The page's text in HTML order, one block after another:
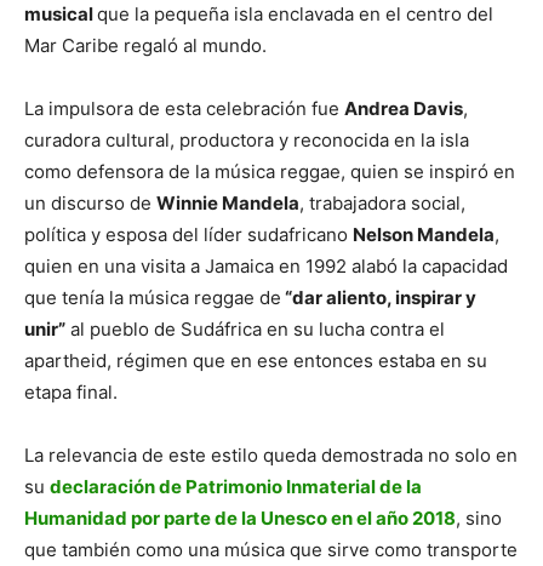
musicalque la pequeña isla enclavada en el centro del
Mar Caribe regaló al mundo.
La impulsora de esta celebración fue Andrea Davis,
curadora cultural, productora y reconocida en la isla
como defensora de la música reggae, quien se inspiró en
un discurso de Winnie Mandela, trabajadora social,
política y esposa del líder sudafricano Nelson Mandela,
quien en una visita a Jamaica en 1992 alabó la capacidad
que tenía la música reggae de “dar aliento, inspirar y
unir” al pueblo de Sudáfrica en su lucha contra el
apartheid, régimen que en ese entonces estaba en su
etapa final.
La relevancia de este estilo queda demostrada no solo en
su declaración de Patrimonio Inmaterial de la
Humanidad por parte de la Unesco en el año 2018, sino
que también como una música que sirve como transporte